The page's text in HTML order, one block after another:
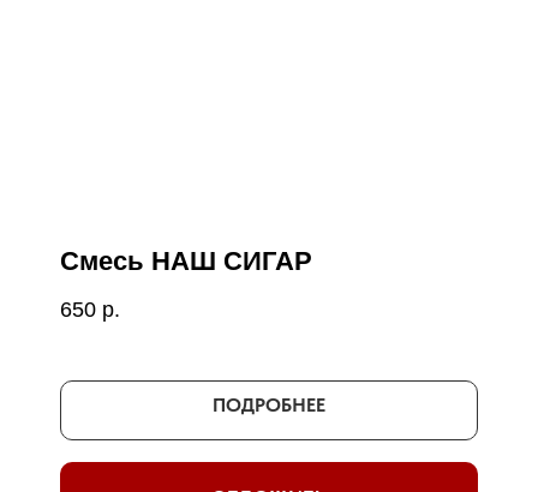
Смесь НАШ СИГАР
650 р.
ПОДРОБНЕЕ